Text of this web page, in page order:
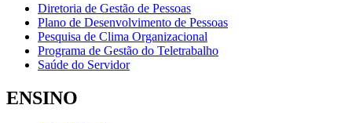
Diretoria de Gestão de Pessoas
Plano de Desenvolvimento de Pessoas
Pesquisa de Clima Organizacional
Programa de Gestão do Teletrabalho
Saúde do Servidor
ENSINO